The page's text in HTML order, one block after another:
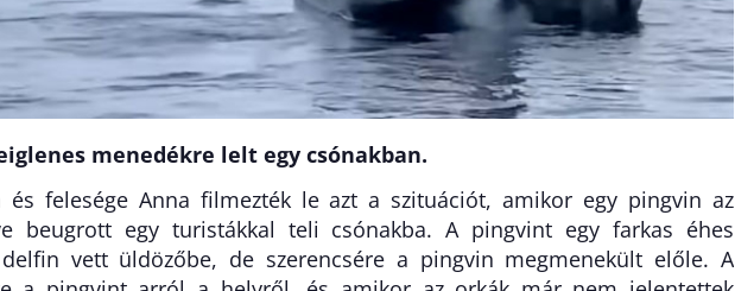
menedékre lelt egy csónakban.
és felesége Anna filmezték le azt a szituációt, amikor egy pingvin az
beugrott egy turistákkal teli csónakba. A pingvint egy farkas éhes
delfin vett üldözőbe, de szerencsére a pingvin megmenekült előle. A